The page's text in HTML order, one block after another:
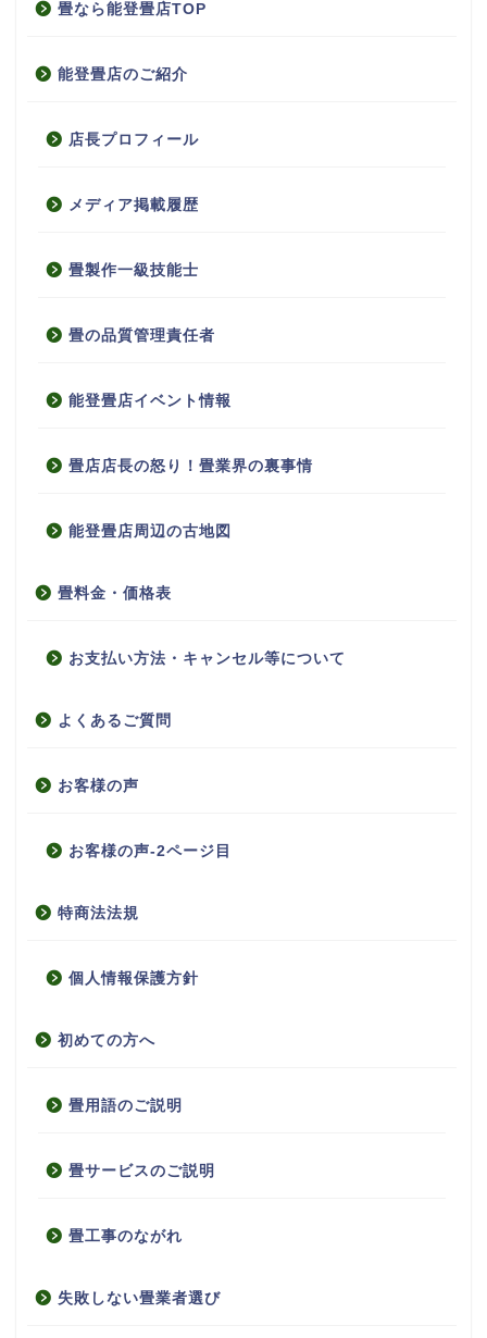
畳なら能登畳店TOP
能登畳店のご紹介
店長プロフィール
メディア掲載履歴
畳製作一級技能士
畳の品質管理責任者
能登畳店イベント情報
畳店店長の怒り！畳業界の裏事情
能登畳店周辺の古地図
畳料金・価格表
お支払い方法・キャンセル等について
よくあるご質問
お客様の声
お客様の声-2ページ目
特商法法規
個人情報保護方針
初めての方へ
畳用語のご説明
畳サービスのご説明
畳工事のながれ
失敗しない畳業者選び